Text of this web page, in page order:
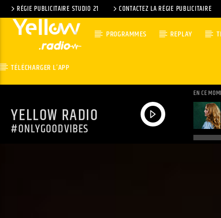
RÉGIE PUBLICITAIRE STUDIO 21 CONTACTEZ LA RÉGIE PUBLICITAIRE
PROGRAMMES REPLAY
TÉLÉCHARGER L’APP
YELLOW RADIO
#ONLYGOODVIBES
EN CE